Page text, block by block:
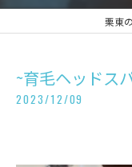
栗東
~育毛ヘッドス
2023/12/09